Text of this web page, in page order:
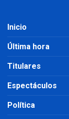
Inicio
Última hora
Titulares
Espectáculos
Política